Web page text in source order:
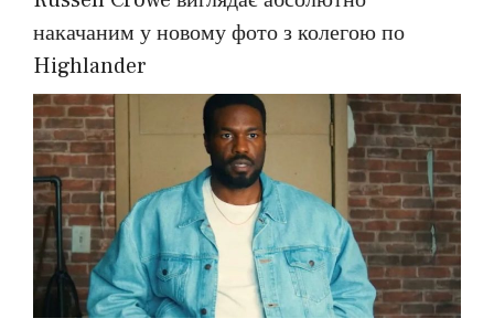
накачаним у новому фото з колегою по
Highlander